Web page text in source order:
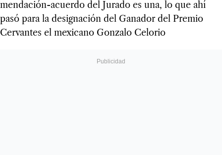
men­da­ción-acuerdo del Jurado es una, lo que ahí
pasó para la desig­na­ción del Gana­dor del Pre­mio
Cer­van­tes el mexi­cano Gon­zalo Celo­rio